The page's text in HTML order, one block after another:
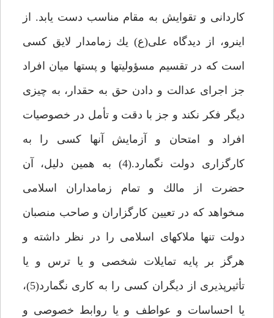
كاردانى و تقوايش به مقام مناسب دست يابد. از
اين‏رو، از ديدگاه على(ع) يك زمامدار لايق كسى
است كه در تقسيم مسؤوليت‏ها و پست‏ها ميان افراد
جز اجراى عدالت و دادن حق به حق‏دار، به چيزى
ديگر فكر نكند و جز با دقت و تأمل در خصوصيات
افراد و امتحان و آزمايش آن‏ها كسى را به
كارگزارى دولت نگمارد.(4) به همين دليل، آن
حضرت از مالك و تمام زمامداران اسلامى
مى‏خواهد كه در تعيين كارگزاران و صاحب منصبان
دولت تنها ملاك‏هاى اسلامى را در نظر داشته و
هرگز بر پايه تمايلات شخصى و يا ترس و يا
تأثيرپذيرى از ديگران كسى را به كارى نگمارد(5)،
يا احساسات و عواطف و يا روابط خصوصى و